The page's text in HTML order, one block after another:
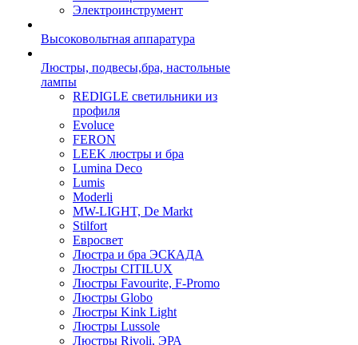
Электроинструмент
Высоковольтная аппаратура
Люстры, подвесы,бра, настольные
лампы
REDIGLE светильники из
профиля
Evoluce
FERON
LEEK люстры и бра
Lumina Deco
Lumis
Moderli
MW-LIGHT, De Markt
Stilfort
Евросвет
Люстра и бра ЭСКАДА
Люстры CITILUX
Люстры Favourite, F-Promo
Люстры Globo
Люстры Kink Light
Люстры Lussole
Люстры Rivoli, ЭРА